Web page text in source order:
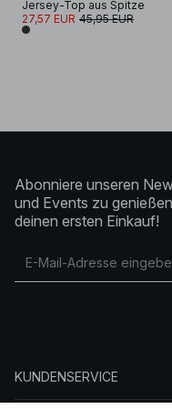
Jersey-Top aus Spitze
27,57 EUR 45,95 EUR
Abonniere unseren
und Events zu
deinen ersten Einkauf!
KUNDENSERVICE